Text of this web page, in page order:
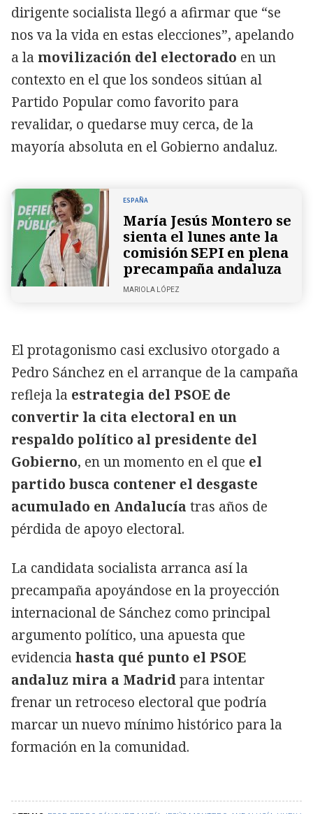
dirigente socialista llegó a afirmar que “se
nos va la vida en estas elecciones”, apelando
a la movilización del electorado en un
contexto en el que los sondeos sitúan al
Partido Popular como favorito para
revalidar, o quedarse muy cerca, de la
mayoría absoluta en el Gobierno andaluz.
ESPAÑA
María Jesús Montero se
sienta el lunes ante la
comisión SEPI en plena
precampaña andaluza
MARIOLA LÓPEZ
El protagonismo casi exclusivo otorgado a
Pedro Sánchez en el arranque de la campaña
refleja la estrategia del PSOE de
convertir la cita electoral en un
respaldo político al presidente del
Gobierno, en un momento en el que el
partido busca contener el desgaste
acumulado en Andalucía tras años de
pérdida de apoyo electoral.
La candidata socialista arranca así la
precampaña apoyándose en la proyección
internacional de Sánchez como principal
argumento político, una apuesta que
evidencia hasta qué punto el PSOE
andaluz mira a Madridpara intentar
frenar un retroceso electoral que podría
marcar un nuevo mínimo histórico para la
formación en la comunidad.